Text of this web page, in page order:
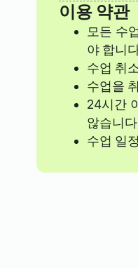
이용 약관
모든 수
야 합니
수업 취
수업을
24시간
않습니
수업 일